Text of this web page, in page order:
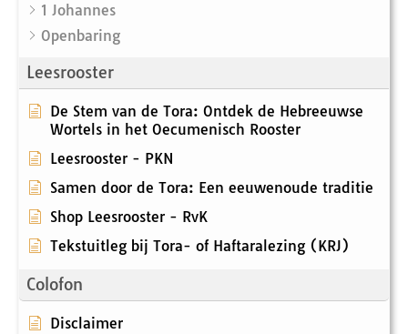
1 Johannes
Openbaring
Leesrooster
De Stem van de Tora: Ontdek de Hebreeuwse
Wortels in het Oecumenisch Rooster
Leesrooster - PKN
Samen door de Tora: Een eeuwenoude traditie
Shop Leesrooster - RvK
Tekstuitleg bij Tora- of Haftaralezing (KRJ)
Colofon
Disclaimer